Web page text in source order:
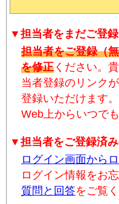
▼担当者をまだご登
担当者をご登録（
を修正 ください。
当者登録のリンク
登録いただけます
Web上からいつで
▼担当者をご登録済
ログイン画面から
ログイン情報をお
質問と回答をご覧